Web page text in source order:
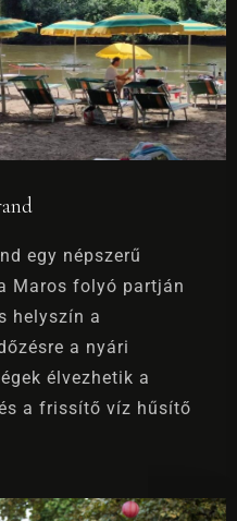
egy népszerű
Maros folyó partján
helyszín a
a nyári
élvezhetik a
a frissítő víz hűsítő
0